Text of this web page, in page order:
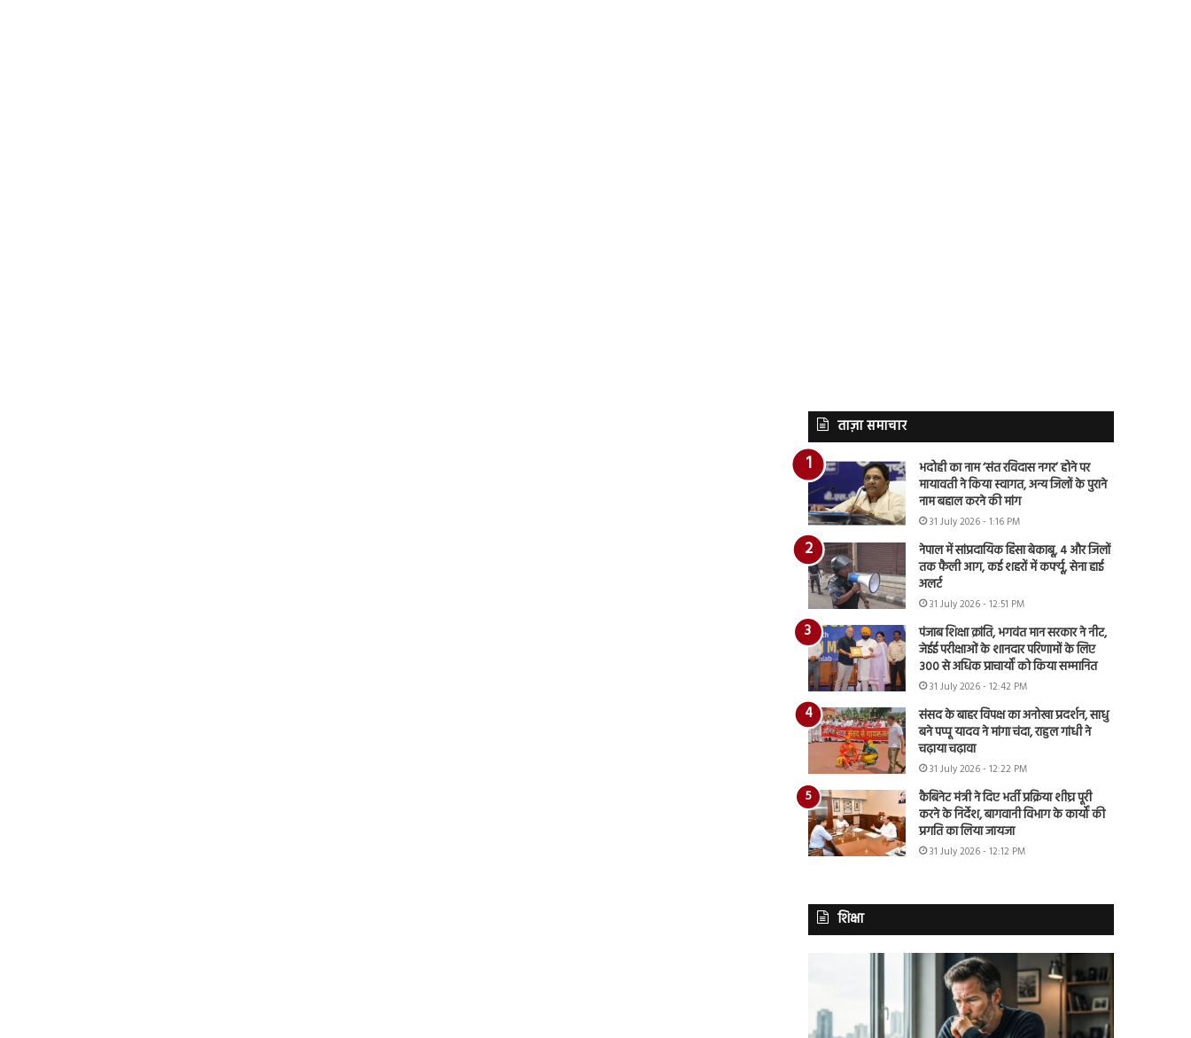
ताज़ा समाचार
भदोही का नाम ‘संत रविदास नगर’ होने पर
मायावती ने किया स्वागत, अन्य जिलों के पुराने
नाम बहाल करने की मांग
31 July 2026 - 1:16 PM
नेपाल में सांप्रदायिक हिंसा बेकाबू, 4 और जिलों
तक फैली आग, कई शहरों में कर्फ्यू, सेना हाई
अलर्ट
31 July 2026 - 12:51 PM
पंजाब शिक्षा क्रांति, भगवंत मान सरकार ने नीट,
जेईई परीक्षाओं के शानदार परिणामों के लिए
300 से अधिक प्राचार्यों को किया सम्मानित
31 July 2026 - 12:42 PM
संसद के बाहर विपक्ष का अनोखा प्रदर्शन, साधु
बने पप्पू यादव ने मांगा चंदा, राहुल गांधी ने
चढ़ाया चढ़ावा
31 July 2026 - 12:22 PM
कैबिनेट मंत्री ने दिए भर्ती प्रक्रिया शीघ्र पूरी
करने के निर्देश, बागवानी विभाग के कार्यों की
प्रगति का लिया जायजा
31 July 2026 - 12:12 PM
शिक्षा